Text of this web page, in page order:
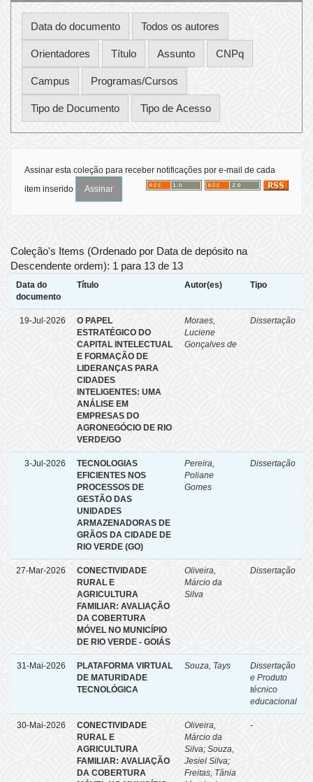
Assinar esta coleção para receber notificações por e-mail de cada
item inserido
Coleção's Items (Ordenado por Data de depósito na
Descendente ordem): 1 para 13 de 13
Data do
documento
Título Autor(es) Tipo
19-Jul-2026
O PAPEL
ESTRATÉGICO DO
CAPITAL INTELECTUAL
E FORMAÇÃO DE
LIDERANÇAS PARA
CIDADES
INTELIGENTES: UMA
ANÁLISE EM
EMPRESAS DO
AGRONEGÓCIO DE RIO
VERDE/GO
Moraes,
Luciene
Gonçalves de
Dissertação
3-Jul-2026
TECNOLOGIAS
EFICIENTES NOS
PROCESSOS DE
GESTÃO DAS
UNIDADES
ARMAZENADORAS DE
GRÃOS DA CIDADE DE
RIO VERDE (GO)
Pereira,
Poliane
Gomes
Dissertação
27-Mar-2026
CONECTIVIDADE
RURAL E
AGRICULTURA
FAMILIAR: AVALIAÇÃO
DA COBERTURA
MÓVEL NO MUNICÍPIO
DE RIO VERDE - GOIÁS
Oliveira,
Márcio da
Silva
Dissertação
31-Mai-2026
PLATAFORMA VIRTUAL
DE MATURIDADE
TECNOLÓGICA
Souza, Tays
Dissertação
e Produto
técnico
educacional
30-Mai-2026
CONECTIVIDADE
RURAL E
AGRICULTURA
FAMILIAR: AVALIAÇÃO
DA COBERTURA
Oliveira,
Márcio da
Silva; Souza,
Jesiel Silva;
Freitas, Tânia
-